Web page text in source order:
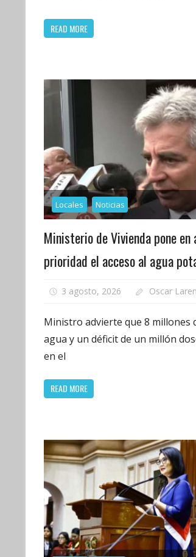
READ MORE
Locales Noticias
Ministerio de Vivienda pone en
prioridad el acceso al agua
3 agosto, 2026 Oscar
Ministro advierte que 8 millones
agua y un déficit de un millón
en el
READ MORE